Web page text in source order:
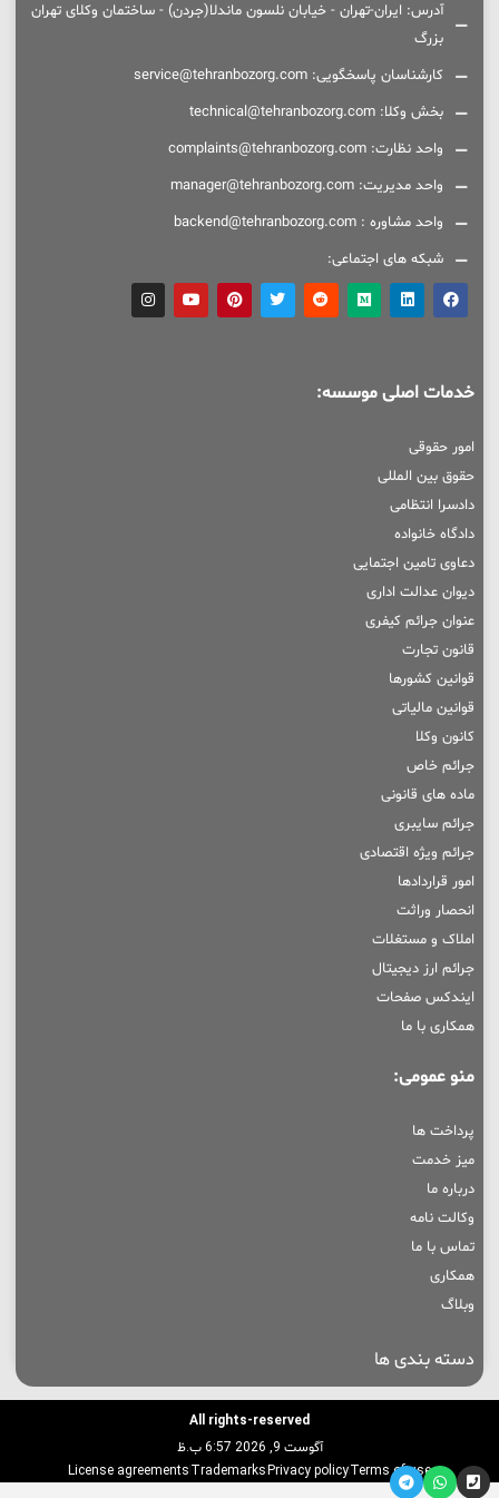
آدرس: ایران-تهران - خیابان نلسون ماندلا(جردن) - ساختمان وکلای تهران
بزرگ
کارشناسان پاسخگویی: service@tehranbozorg.com
بخش وکلا: technical@tehranbozorg.com
واحد نظارت: complaints@tehranbozorg.com
واحد مدیریت: manager@tehranbozorg.com
واحد مشاوره : backend@tehranbozorg.com
شبکه های اجتماعی:
خدمات اصلی موسسه:
امور حقوقی
حقوق بین المللی
دادسرا انتظامی
دادگاه خانواده
دعاوی تامین اجتمایی
دیوان عدالت اداری
عنوان جرائم کیفری
قانون تجارت
قوانین کشورها
قوانین مالیاتی
کانون وکلا
جرائم خاص
ماده های قانونی
جرائم سایبری
جرائم ویژه اقتصادی
امور قراردادها
انحصار وراثت
املاک و مستغلات
جرائم ارز دیجیتال
ایندکس صفحات
همکاری با ما
منو عمومی:
پرداخت ها
میز خدمت
درباره ما
وکالت نامه
تماس با ما
همکاری
وبلاگ
دسته بندی ها
All rights-reserved
آگوست 9, 2026 6:57 ب.ظ
Terms of use
Privacy policy
Trademarks
License agreements